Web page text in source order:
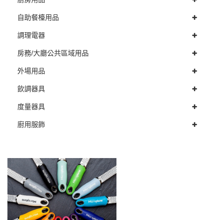
自助餐檯用品
調理電器
房務/大廳公共區域用品
外場用品
飲調器具
度量器具
廚用服飾